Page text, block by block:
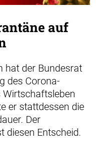
auf
hat der Bundesrat
des Corona-
er stattdessen die
Der
diesen Entscheid.